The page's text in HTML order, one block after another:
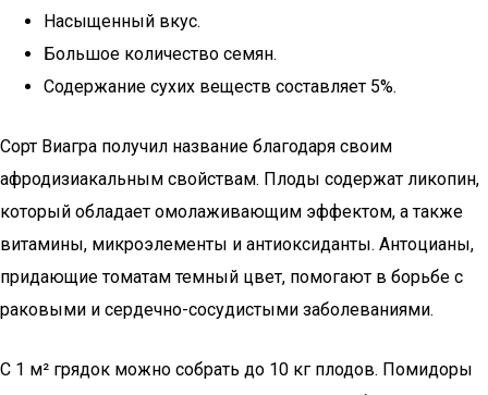
Насыщенный вкус.
Большое количество семян.
Содержание сухих веществ составляет 5%.
Сорт Виагра получил название благодаря своим
афродизиакальным свойствам. Плоды содержат ликопин,
который обладает омолаживающим эффектом, а также
витамины, микроэлементы и антиоксиданты. Антоцианы,
придающие томатам темный цвет, помогают в борьбе с
раковыми и сердечно-сосудистыми заболеваниями.
С 1 м² грядок можно собрать до 10 кг плодов. Помидоры